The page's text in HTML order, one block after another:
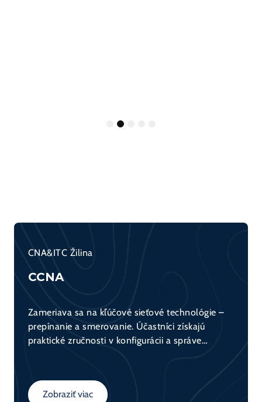
5
CNA&ITC Žilina
CCNA
Zameriava sa na kľúčové sieťové technológie –
prepínanie a smerovanie. Účastníci získajú
praktické zručnosti v konfigurácii a správe
sieťach. Kurz tvorí základ pre všetkých, ktorí sa
chcú venovať sieťovým technológiám.
Zobraziť viac